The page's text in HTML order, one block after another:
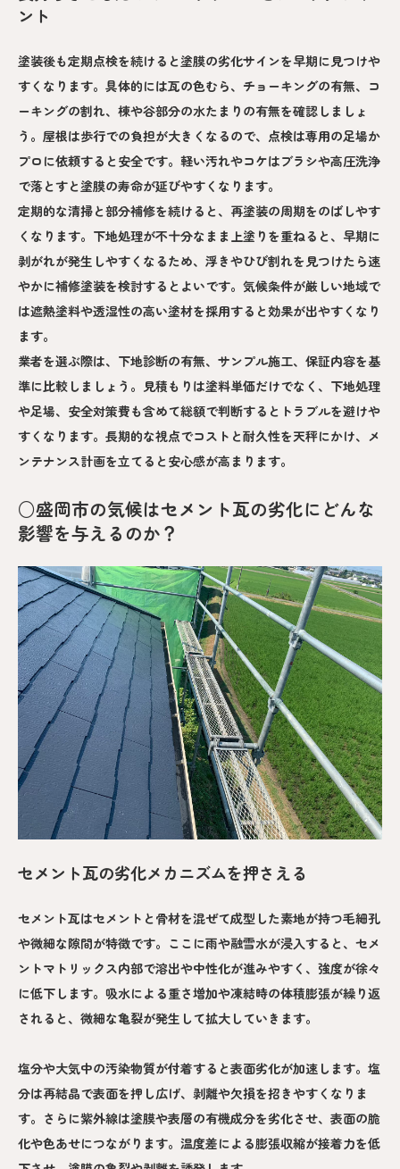
ント
塗装後も定期点検を続けると塗膜の劣化サインを早期に見つけや
すくなります。具体的には瓦の色むら、チョーキングの有無、コ
ーキングの割れ、棟や谷部分の水たまりの有無を確認しましょ
う。屋根は歩行での負担が大きくなるので、点検は専用の足場か
プロに依頼すると安全です。軽い汚れやコケはブラシや高圧洗浄
で落とすと塗膜の寿命が延びやすくなります。
定期的な清掃と部分補修を続けると、再塗装の周期をのばしやす
くなります。下地処理が不十分なまま上塗りを重ねると、早期に
剥がれが発生しやすくなるため、浮きやひび割れを見つけたら速
やかに補修塗装を検討するとよいです。気候条件が厳しい地域で
は遮熱塗料や透湿性の高い塗材を採用すると効果が出やすくなり
ます。
業者を選ぶ際は、下地診断の有無、サンプル施工、保証内容を基
準に比較しましょう。見積もりは塗料単価だけでなく、下地処理
や足場、安全対策費も含めて総額で判断するとトラブルを避けや
すくなります。長期的な視点でコストと耐久性を天秤にかけ、メ
ンテナンス計画を立てると安心感が高まります。
○盛岡市の気候はセメント瓦の劣化にどんな
影響を与えるのか？
セメント瓦の劣化メカニズムを押さえる
セメント瓦はセメントと骨材を混ぜて成型した素地が持つ毛細孔
や微細な隙間が特徴です。ここに雨や融雪水が浸入すると、セメ
ントマトリックス内部で溶出や中性化が進みやすく、強度が徐々
に低下します。吸水による重さ増加や凍結時の体積膨張が繰り返
されると、微細な亀裂が発生して拡大していきます。
塩分や大気中の汚染物質が付着すると表面劣化が加速します。塩
分は再結晶で表面を押し広げ、剥離や欠損を招きやすくなりま
す。さらに紫外線は塗膜や表層の有機成分を劣化させ、表面の脆
化や色あせにつながります。温度差による膨張収縮が接着力を低